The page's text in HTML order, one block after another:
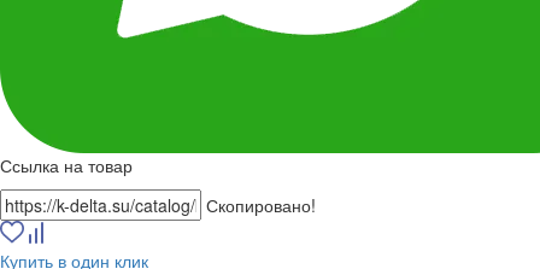
Ссылка на товар
Скопировано!
Купить в один клик